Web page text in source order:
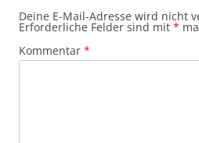
Deine E-Mail-Adresse wird nicht
Erforderliche Felder sind mit *
Kommentar *